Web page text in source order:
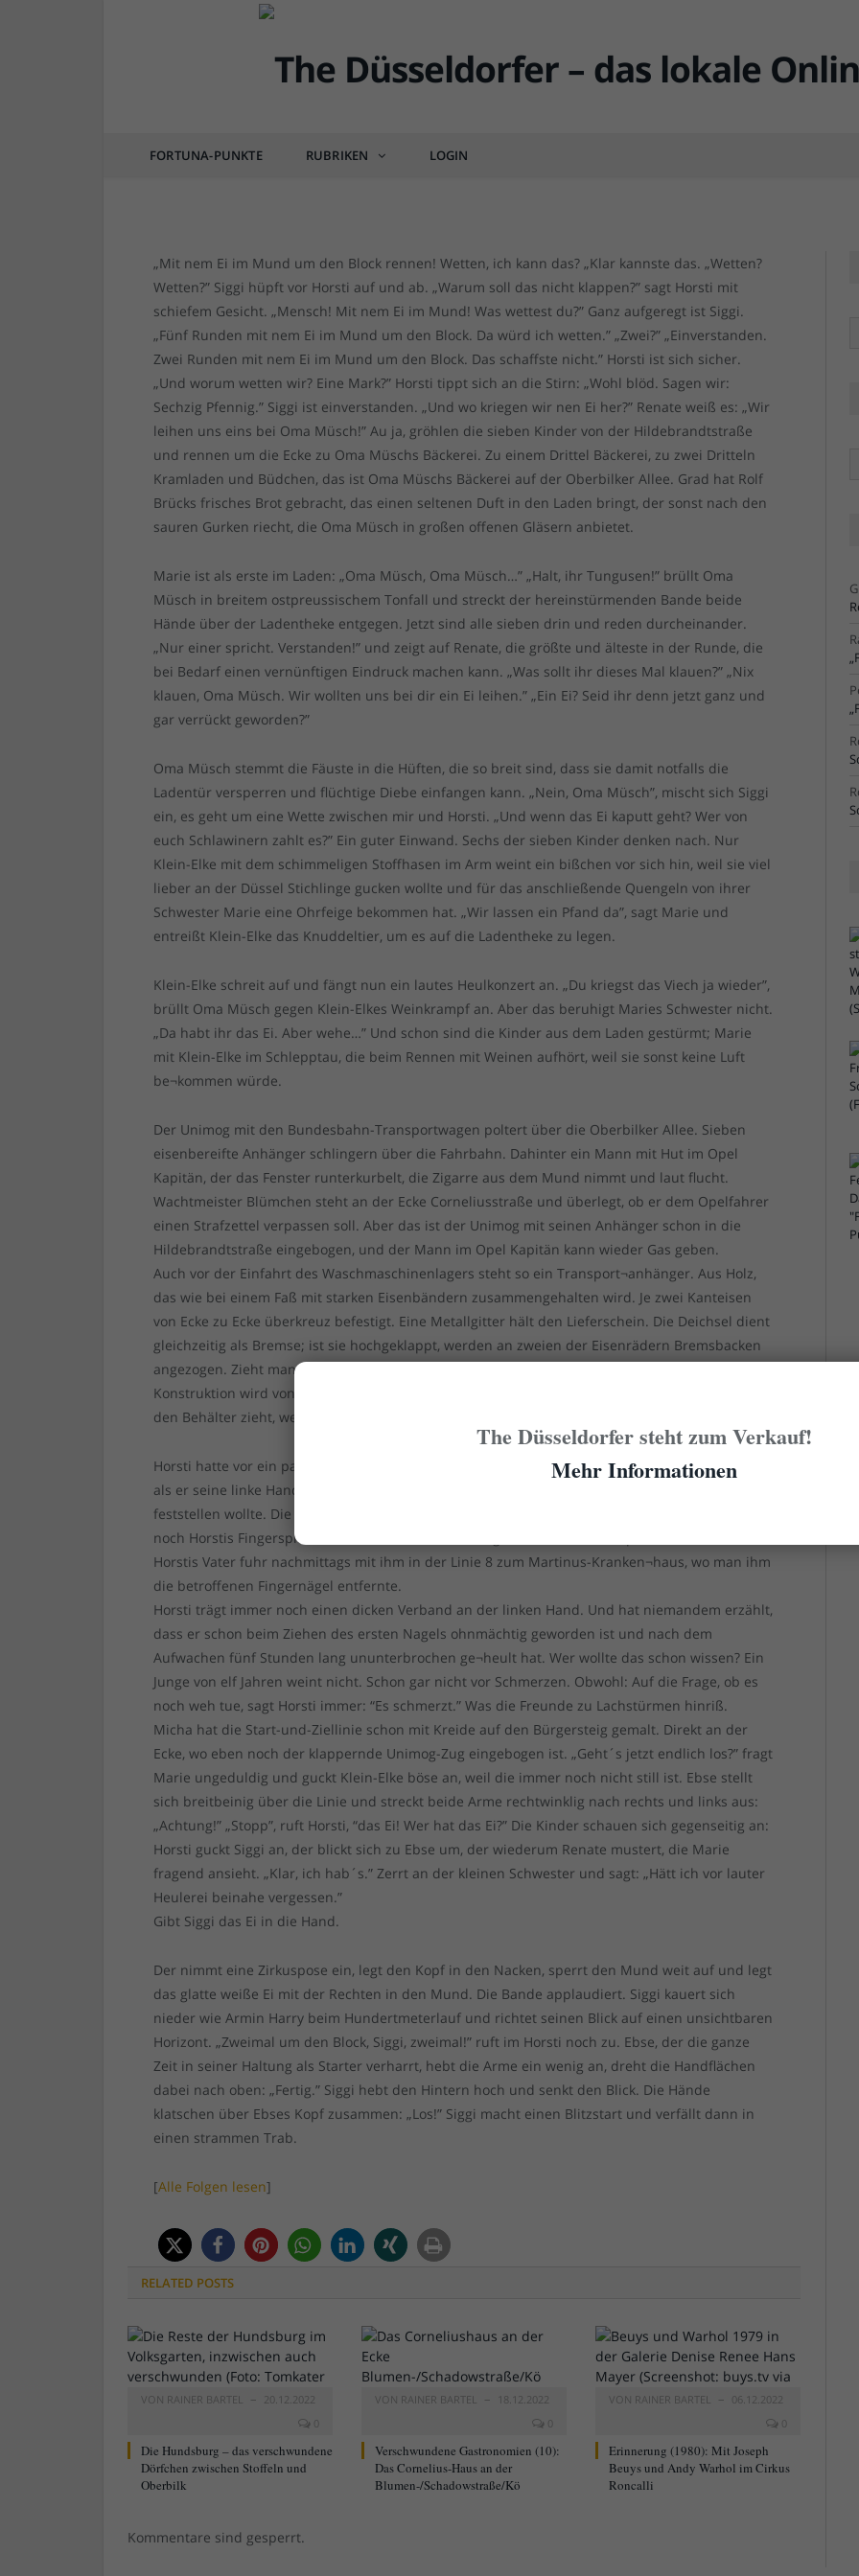
FORTUNA-PUNKTE RUBRIKEN LOGIN
Mit nem Ei im Mund (1)
von RAINER BARTEL 27.09.2015 0 COMMENTS
„Mit nem Ei im Mund um den Block rennen! Wetten, ich kann das? „Klar kannste das. „Wetten?
Wetten?” Siggi hüpft vor Horsti auf und ab. „Warum soll das nicht klappen?” sagt Horsti mit
schiefem Gesicht. „Mensch! Mit nem Ei im Mund! Was wettest du?” Ganz aufgeregt ist Siggi.
„Fünf Runden mit nem Ei im Mund um den Block. Da würd ich wetten.” „Zwei?” „Einverstanden.
Zwei Runden mit nem Ei im Mund um den Block. Das schaffste nicht.” Horsti ist sich sicher.
„Und worum wetten wir? Eine Mark?” Horsti tippt sich an die Stirn: „Wohl blöd. Sagen wir:
Sechzig Pfennig.” Siggi ist einverstanden. „Und wo kriegen wir nen Ei her?” Renate weiß es: „Wir
leihen uns eins bei Oma Müsch!” Au ja, gröhlen die sieben Kinder von der Hildebrandtstraße
und rennen um die Ecke zu Oma Müschs Bäckerei. Zu einem Drittel Bäckerei, zu zwei Dritteln
Kramladen und Büdchen, das ist Oma Müschs Bäckerei auf der Oberbilker Allee. Grad hat Rolf
Brücks frisches Brot gebracht, das einen seltenen Duft in den Laden bringt, der sonst nach den
sauren Gurken riecht, die Oma Müsch in großen offenen Gläsern anbietet.
Marie ist als erste im Laden: „Oma Müsch, Oma Müsch…” „Halt, ihr Tungusen!” brüllt Oma
Müsch in breitem ostpreussischem Tonfall und streckt der hereinstürmenden Bande beide
Hände über der Ladentheke entgegen. Jetzt sind alle sieben drin und reden durcheinander.
„Nur einer spricht. Verstanden!” und zeigt auf Renate, die größte und älteste in der Runde, die
bei Bedarf einen vernünftigen Eindruck machen kann. „Was sollt ihr dieses Mal klauen?” „Nix
klauen, Oma Müsch. Wir wollten uns bei dir ein Ei leihen.” „Ein Ei? Seid ihr denn jetzt ganz und
gar verrückt geworden?”
Oma Müsch stemmt die Fäuste in die Hüften, die so breit sind, dass sie damit notfalls die
Ladentür versperren und flüchtige Diebe einfangen kann. „Nein, Oma Müsch”, mischt sich Siggi
ein, es geht um eine Wette zwischen mir und Horsti. „Und wenn das Ei kaputt geht? Wer von
euch Schlawinern zahlt es?” Ein guter Einwand. Sechs der sieben Kinder denken nach. Nur
Klein-Elke mit dem schimmeligen Stoffhasen im Arm weint ein bißchen vor sich hin, weil sie viel
lieber an der Düssel Stichlinge gucken wollte und für das anschließende Quengeln von ihrer
Schwester Marie eine Ohrfeige bekommen hat. „Wir lassen ein Pfand da”, sagt Marie und
entreißt Klein-Elke das Knuddeltier, um es auf die Ladentheke zu legen.
Klein-Elke schreit auf und fängt nun ein lautes Heulkonzert an. „Du kriegst das Viech ja wieder”,
brüllt Oma Müsch gegen Klein-Elkes Weinkrampf an. Aber das beruhigt Maries Schwester nicht.
„Da habt ihr das Ei. Aber wehe…” Und schon sind die Kinder aus dem Laden gestürmt; Marie
mit Klein-Elke im Schlepptau, die beim Rennen mit Weinen aufhört, weil sie sonst keine Luft
be¬kommen würde.
Der Unimog mit den Bundesbahn-Transportwagen poltert über die Oberbilker Allee. Sieben
eisenbereifte Anhänger schlingern über die Fahrbahn. Dahinter ein Mann mit Hut im Opel
Kapitän, der das Fenster runterkurbelt, die Zigarre aus dem Mund nimmt und laut flucht.
Wachtmeister Blümchen steht an der Ecke Corneliusstraße und überlegt, ob er dem Opelfahrer
einen Strafzettel verpassen soll. Aber das ist der Unimog mit seinen Anhänger schon in die
Hildebrandtstraße eingebogen, und der Mann im Opel Kapitän kann wieder Gas geben.
Auch vor der Einfahrt des Waschmaschinenlagers steht so ein Transport¬anhänger. Aus Holz,
das wie bei einem Faß mit starken Eisenbändern zusammengehalten wird. Je zwei Kanteisen
von Ecke zu Ecke überkreuz befestigt. Eine Metallgitter hält den Lieferschein. Die Deichsel dient
gleichzeitig als Bremse; ist sie hochgeklappt, werden an zweien der Eisenrädern Bremsbacken
angezogen. Zieht man die Deichsel wieder in die Waagerechte, lösen sich die Bremsen. Diese
Konstruktion wird von einem Federmechanismus unterstützt, der die Deichsel mit Schwung an
den Behälter zieht, wenn man sie über einen bestimmten Punkt hinaus aufwärts bewegt.
Horsti hatte vor ein paar Wochen beim Spielen mit einem Behälter drei Fingernägel eingebüßt,
als er seine linke Hand an der Wagenrückseite auf¬stützte, während Ebse gerade die Bremse
feststellen wollte. Die Deichsel sauste, durch Federkraft beschleunigt, hoch und erwischte grad
noch Horstis Fingerspitzen. Natürlich wurden die Nägel sofort blau und später schwarz, und
Horstis Vater fuhr nachmittags mit ihm in der Linie 8 zum Martinus-Kranken¬haus, wo man ihm
die betroffenen Fingernägel entfernte.
Horsti trägt immer noch einen dicken Verband an der linken Hand. Und hat niemandem erzählt,
dass er schon beim Ziehen des ersten Nagels ohnmächtig geworden ist und nach dem
Aufwachen fünf Stunden lang ununterbrochen ge¬heult hat. Wer wollte das schon wissen? Ein
Junge von elf Jahren weint nicht. Schon gar nicht vor Schmerzen. Obwohl: Auf die Frage, ob es
noch weh tue, sagt Horsti immer: “Es schmerzt.” Was die Freunde zu Lachstürmen hinriß.
Micha hat die Start-und-Ziellinie schon mit Kreide auf den Bürgersteig gemalt. Direkt an der
Ecke, wo eben noch der klappernde Unimog-Zug eingebogen ist. „Geht´s jetzt endlich los?” fragt
Marie ungeduldig und guckt Klein-Elke böse an, weil die immer noch nicht still ist. Ebse stellt
sich breitbeinig über die Linie und streckt beide Arme rechtwinklig nach rechts und links aus:
„Achtung!” „Stopp”, ruft Horsti, “das Ei! Wer hat das Ei?” Die Kinder schauen sich gegenseitig an:
Horsti guckt Siggi an, der blickt sich zu Ebse um, der wiederum Renate mustert, die Marie
fragend ansieht. „Klar, ich hab´s.” Zerrt an der kleinen Schwester und sagt: „Hätt ich vor lauter
Heulerei beinahe vergessen.”
Gibt Siggi das Ei in die Hand.
Der nimmt eine Zirkuspose ein, legt den Kopf in den Nacken, sperrt den Mund weit auf und legt
das glatte weiße Ei mit der Rechten in den Mund. Die Bande applaudiert. Siggi kauert sich
nieder wie Armin Harry beim Hundertmeterlauf und richtet seinen Blick auf einen unsichtbaren
Horizont. „Zweimal um den Block, Siggi, zweimal!” ruft im Horsti noch zu. Ebse, der die ganze
Zeit in seiner Haltung als Starter verharrt, hebt die Arme ein wenig an, dreht die Handflächen
dabei nach oben: „Fertig.” Siggi hebt den Hintern hoch und senkt den Blick. Die Hände
klatschen über Ebses Kopf zusammen: „Los!” Siggi macht einen Blitzstart und verfällt dann in
einen strammen Trab.
[Alle Folgen lesen]
RELATED POSTS
VON RAINER BARTEL
20.12.2022
0
Die Hundsburg – das verschwundene
Dörfchen zwischen Stoffeln und
Oberbilk
VON RAINER BARTEL
18.12.2022
0
Verschwundene Gastronomien (10):
Das Cornelius-Haus an der
Blumen-/Schadowstraße/Kö
VON RAINER BARTEL
06.12.2022
0
Erinnerung (1980): Mit Joseph
Beuys und Andy Warhol im Cirkus
Roncalli
Kommentare sind gesperrt.
The Düsseldorfer steht zum Verkauf!
Mehr Informationen